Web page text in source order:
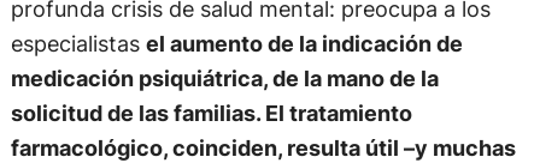
profunda crisis de salud mental: preocupa a los
especialistas el aumento de la indicación de
medicación psiquiátrica, de la mano de la
solicitud de las familias. El tratamiento
farmacológico, coinciden, resulta útil –y muchas